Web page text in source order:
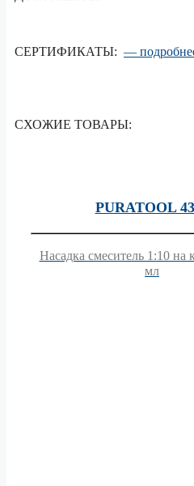
СЕРТИФИКАТЫ: —
СХОЖИЕ ТОВАРЫ:
PURATOOL
Насадка смеситель 1:10 на
мл